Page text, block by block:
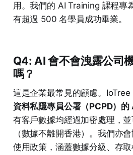
用。我們的 AI Training 課程專
有超過 500 名學員成功畢業。
Q4: AI 會不會洩露公司
嗎？
這是企業最常見的顧慮。
資料私隱專員公署（PCPD）的
有客戶數據均經過加密處理，
（數據不離開香港）。我們亦
使用政策，涵蓋數據分級、存